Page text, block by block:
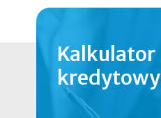
Kalkulator
kredytowy